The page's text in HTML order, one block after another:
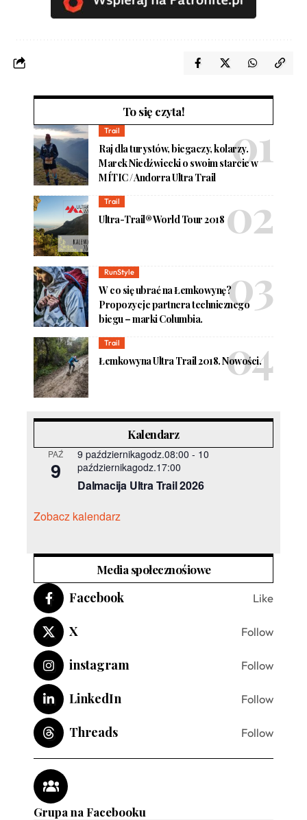
To się czyta!
Trail
Raj dla turystów, biegaczy, kolarzy.
Marek Niedźwiecki o swoim starcie w
MÍTIC / Andorra Ultra Trail
Trail
Ultra-Trail® World Tour 2018
RunStyle
W co się ubrać na Łemkowynę?
Propozycje partnera technicznego
biegu – marki Columbia.
Trail
Łemkowyna Ultra Trail 2018. Nowości.
Kalendarz
PAŹ
9
9 październikagodz.08:00 - 10
październikagodz.17:00
Dalmacija Ultra Trail 2026
Zobacz kalendarz
Media społecznośiowe
Facebook Like
X Follow
instagram Follow
LinkedIn Follow
Threads Follow
Grupa na Facebooku